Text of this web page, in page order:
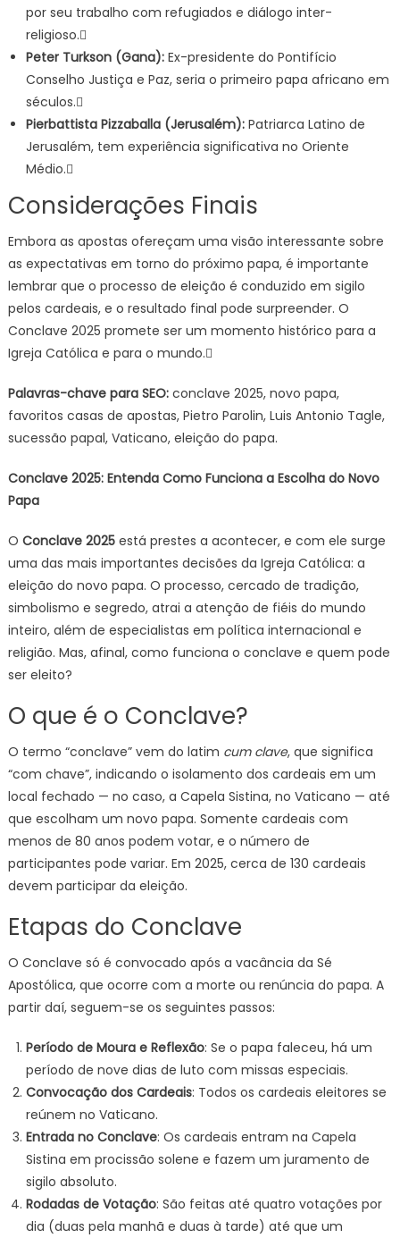
por seu trabalho com refugiados e diálogo inter-
religioso.
Peter Turkson (Gana):Ex-presidente do Pontifício
Conselho Justiça e Paz, seria o primeiro papa africano em
séculos.
Pierbattista Pizzaballa (Jerusalém):Patriarca Latino de
Jerusalém, tem experiência significativa no Oriente
Médio.
Considerações Finais
Embora as apostas ofereçam uma visão interessante sobre
as expectativas em torno do próximo papa, é importante
lembrar que o processo de eleição é conduzido em sigilo
pelos cardeais, e o resultado final pode surpreender. O
Conclave 2025 promete ser um momento histórico para a
Igreja Católica e para o mundo.
Palavras-chave para SEO:conclave 2025, novo papa,
favoritos casas de apostas, Pietro Parolin, Luis Antonio Tagle,
sucessão papal, Vaticano, eleição do papa.
Conclave 2025: Entenda Como Funciona a Escolha do Novo
Papa
O Conclave 2025está prestes a acontecer, e com ele surge
uma das mais importantes decisões da Igreja Católica: a
eleição do novo papa. O processo, cercado de tradição,
simbolismo e segredo, atrai a atenção de fiéis do mundo
inteiro, além de especialistas em política internacional e
religião. Mas, afinal, como funciona o conclave e quem pode
ser eleito?
O que é o Conclave?
O termo “conclave” vem do latim cum clave, que significa
“com chave”, indicando o isolamento dos cardeais em um
local fechado — no caso, a Capela Sistina, no Vaticano — até
que escolham um novo papa. Somente cardeais com
menos de 80 anos podem votar, e o número de
participantes pode variar. Em 2025, cerca de 130 cardeais
devem participar da eleição.
Etapas do Conclave
O Conclave só é convocado após a vacância da Sé
Apostólica, que ocorre com a morte ou renúncia do papa. A
partir daí, seguem-se os seguintes passos:
Período de Moura e Reflexão: Se o papa faleceu, há um
período de nove dias de luto com missas especiais.
Convocação dos Cardeais: Todos os cardeais eleitores se
reúnem no Vaticano.
Entrada no Conclave: Os cardeais entram na Capela
Sistina em procissão solene e fazem um juramento de
sigilo absoluto.
Rodadas de Votação: São feitas até quatro votações por
dia (duas pela manhã e duas à tarde) até que um